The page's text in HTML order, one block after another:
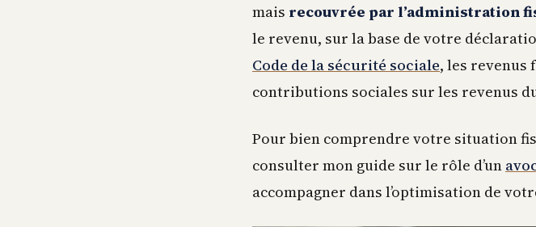
mais recouvrée par l’administration
le revenu, sur la base de votre
Code de la sécurité sociale, les revenus
contributions sociales sur les revenus
Pour bien comprendre votre situation
consulter mon guide sur le rôle d’un
accompagner dans l’optimisation de